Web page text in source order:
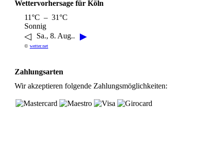
Wettervorhersage für Köln
11°C – 31°C
Sonnig
◁ Sa., 8. Aug.. ▶
© wetter.net
Zahlungsarten
Wir akzeptieren folgende Zahlungsmöglichkeiten: